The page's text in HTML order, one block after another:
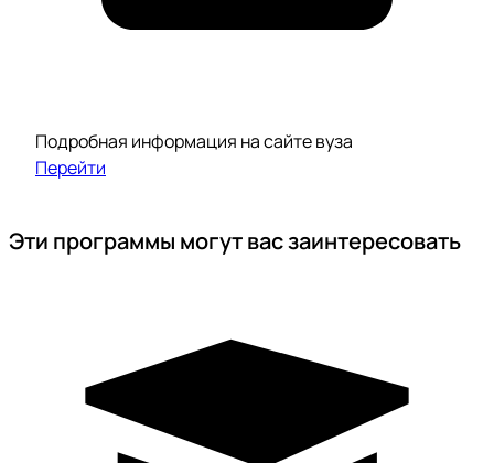
Подробная информация на сайте вуза
Перейти
Эти программы могут вас заинтересовать